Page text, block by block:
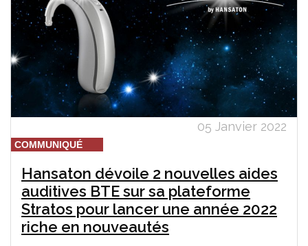
05 Janvier 2022
COMMUNIQUÉ
Hansaton dévoile 2 nouvelles aides
auditives BTE sur sa plateforme
Stratos pour lancer une année 2022
riche en nouveautés